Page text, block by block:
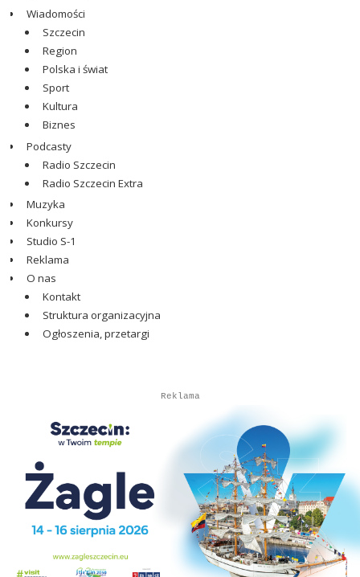
Wiadomości
Szczecin
Region
Polska i świat
Sport
Kultura
Biznes
Podcasty
Radio Szczecin
Radio Szczecin Extra
Muzyka
Konkursy
Studio S-1
Reklama
O nas
Kontakt
Struktura organizacyjna
Ogłoszenia, przetargi
Reklama
Autopromocja
Autopromocja